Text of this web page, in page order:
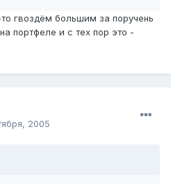
гвоздём большим за поручень
портфеле и с тех пор это -
2005